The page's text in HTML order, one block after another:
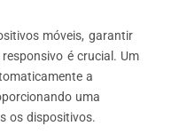
móveis, garantir
é crucial. Um
a
uma
os dispositivos.